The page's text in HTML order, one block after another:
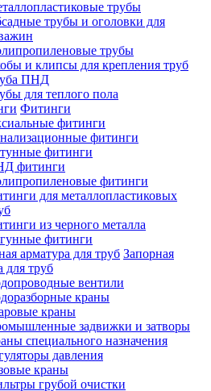
трубы
трубы и оголовки для
трубы
и клипсы для крепления труб
ПНД
для теплого пола
Фитинги
фитинги
фитинги
фитинги
фитинги
фитинги
для металлопластиковых
из черного металла
фитинги
Запорная
для труб
вентили
краны
краны
задвижки и затворы
специального назначения
давления
краны
грубой очистки